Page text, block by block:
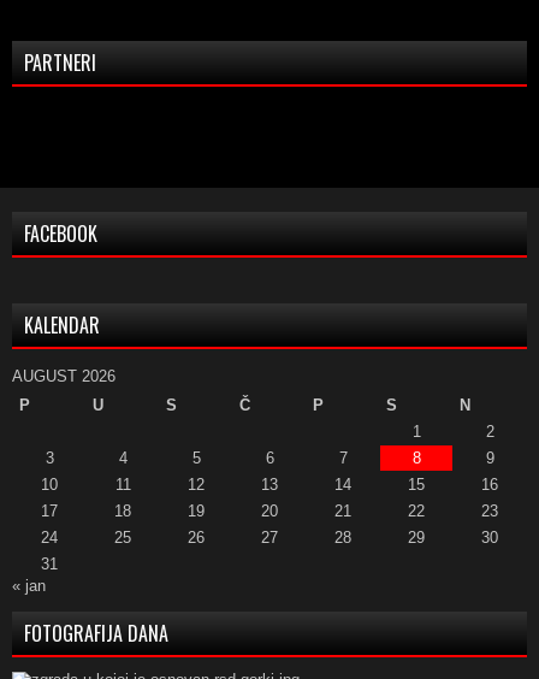
PARTNERI
FACEBOOK
KALENDAR
AUGUST 2026
P
U S Č P S
N
1
2
3
4 5 6 7 8
9
10
11 12 13 14 15
16
17
18 19 20 21 22
23
24
25 26 27 28 29
30
31
« jan
FOTOGRAFIJA DANA